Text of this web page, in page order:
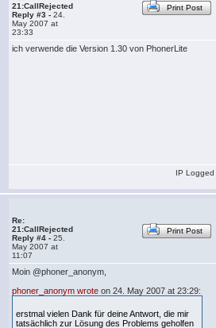
21:CallRejected
Reply #3 - 24.
May 2007 at
23:33
Print Post
ich verwende die Version 1.30 von PhonerLite
IP Logged
Re:
21:CallRejected
Reply #4 - 25.
May 2007 at
11:07
Print Post
Moin @phoner_anonym,
phoner_anonym wrote on 24. May 2007 at 23:29:
erstmal vielen Dank für deine Antwort, die mir
tatsächlich zur Lösung des Problems geholfen